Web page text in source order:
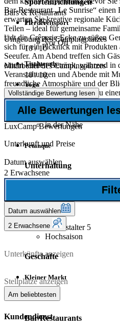
Bar‑Restaurant „Le Sunrise“
erwarten Sie kreative regionale
Teilen – ideal für gemeinsame
lädt die Crêperie‑Ecke zu süßen
sich für ein Picknick mit Produkten
Seeufer. Am Abend treffen sich
einem kühlen Getränk, während in
Veranstaltungen und Abende mit
freundliche Atmosphäre und der
Restaurant‑ oder Barbesuch zu
Urlaubs.
Sporteinrichtungen
Pferdereitsport
vor Ort
Tischtennis
Yoga
Golfplatz
in der Nähe
Petanque
Unterhaltung
Mini-Club
Mindestalter 5
Hochsaison
Geschäfte
Kleiner Markt
Bäckerei
Bar/Restaurants
Bars & Restaurants
10/ 10
Umgebung des Campingplatzes
10/ 10
Mitarbeiter des Campingplatzes
10/ 10
Vollständige Bewertung lesen
Alle Bewertungen
LuxCamp Bewertungen
Unterkunft und Preise
Datum auswählen
2 Erwachsene
Datum auswählen
2 Erwachsene
Unterkünfte anzeigen
Stellplätze anzeigen
Am beliebtesten
Kundendienst